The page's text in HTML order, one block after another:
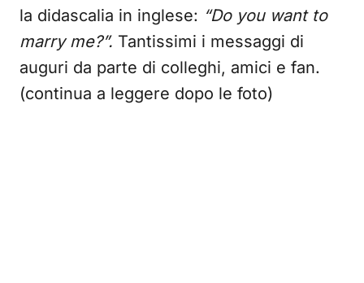
la didascalia in inglese: “Do you want to
marry me?”. Tantissimi i messaggi di
auguri da parte di colleghi, amici e fan.
(continua a leggere dopo le foto)